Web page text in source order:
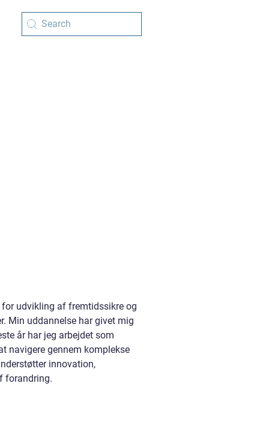
udvikling af fremtidssikre og
Min uddannelse har givet mig
år har jeg arbejdet som
navigere gennem komplekse
innovation,
forandring.